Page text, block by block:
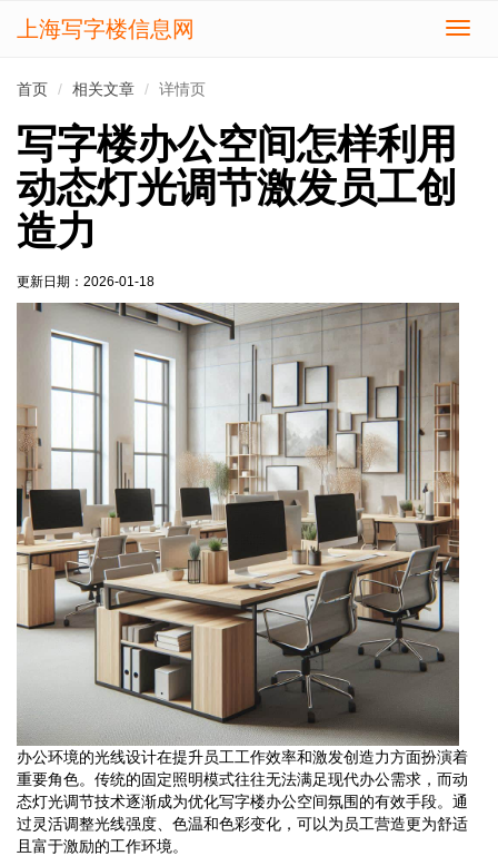
切
上海写字楼信息网
首页 相关文章 详情页
写字楼办公空间怎样利用
动态灯光调节激发员工创
造力
更新日期： 2026-01-18
办公环境的光线设计在提升员工工作效率和激发创造力方面扮演着
重要角色。传统的固定照明模式往往无法满足现代办公需求，而动
态灯光调节技术逐渐成为优化写字楼办公空间氛围的有效手段。通
过灵活调整光线强度、色温和色彩变化，可以为员工营造更为舒适
且富于激励的工作环境。